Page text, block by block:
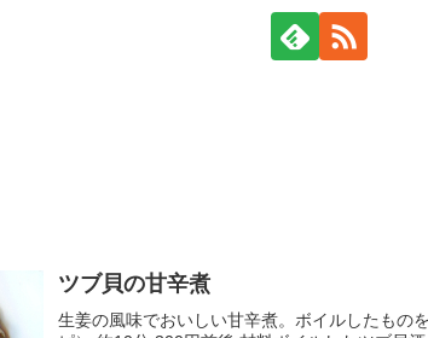
ツブ貝の甘辛煮
生姜の風味でおいしい甘辛煮。ボイルしたもの